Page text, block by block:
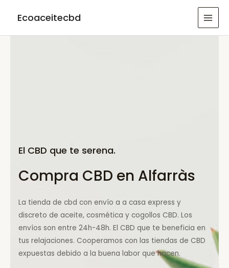
Ecoaceitecbd
El CBD que te serena.
Compra CBD en Alfarràs
La tienda de cbd con envío a a casa express y
discreto de aceite, cosmética y cogollos CBD. Los
envíos son entre 24h-48h. El CBD que te beneficia en
tus relajaciones. Cooperamos con las tiendas de CBD
expuestas debido a la buena labor que hacen.